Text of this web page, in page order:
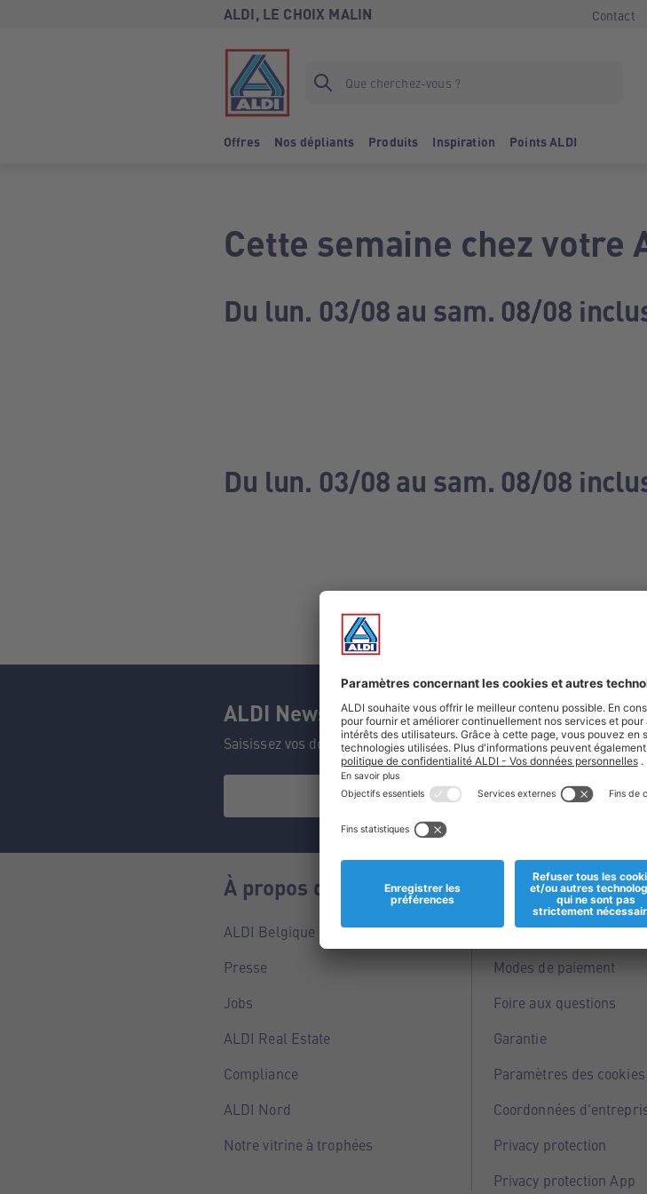
ALDI, LE CHOIX MALIN Contact
Offres Nos dépliants Produits Inspiration Points ALDI
Cette semaine chez votre
Du lun. 03/08 au sam. 08/08
Du lun. 03/08 au sam. 08/08
ALDI Newsletter
Saisissez vos données et ne manquez aucune de nos offres.
À propos de nous
ALDI Belgique
Presse
Jobs
ALDI Real Estate
Compliance
ALDI Nord
Notre vitrine à trophées
Informations
Magasins
Modes de paiement
Foire aux questions
Garantie
Paramètres des cookies
Coordonnées
Privacy protection
Privacy protection App